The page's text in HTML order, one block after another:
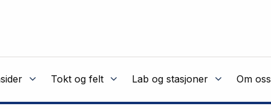
Tokt og felt Lab og stasjoner Om oss